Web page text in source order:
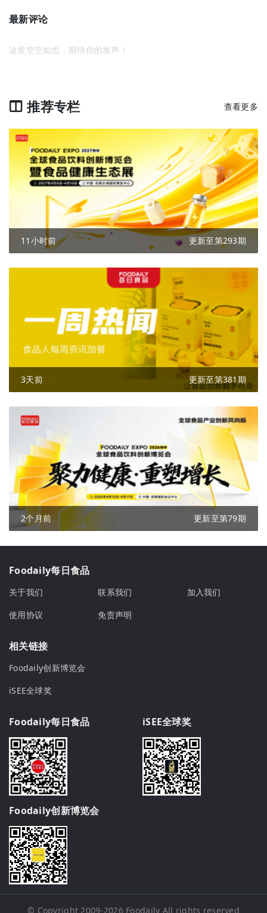
最新评论
这里空空如也，期待你的发声！
推荐专栏 查看更多
11小时前 更新至第293期
3天前 更新至第381期
2个月前 更新至第79期
Foodaily每日食品
关于我们 联系我们
加入我们
使用协议
免责声明
相关链接
Foodaily创新博览会
iSEE全球奖
Foodaily每日食品 iSEE全球奖
Foodaily创新博览会
© Copyright 2009-2026 Foodaily All rights reserved